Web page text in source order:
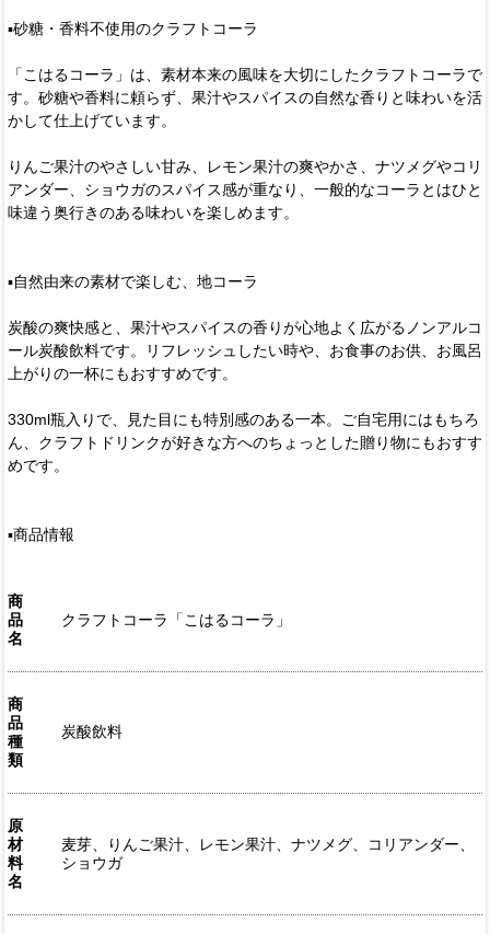
▪️砂糖・香料不使用のクラフトコーラ
「こはるコーラ」は、素材本来の風味を大切にしたクラフトコーラで
す。砂糖や香料に頼らず、果汁やスパイスの自然な香りと味わいを活
かして仕上げています。
りんご果汁のやさしい甘み、レモン果汁の爽やかさ、ナツメグやコリ
アンダー、ショウガのスパイス感が重なり、一般的なコーラとはひと
味違う奥行きのある味わいを楽しめます。
▪️自然由来の素材で楽しむ、地コーラ
炭酸の爽快感と、果汁やスパイスの香りが心地よく広がるノンアルコ
ール炭酸飲料です。リフレッシュしたい時や、お食事のお供、お風呂
上がりの一杯にもおすすめです。
330ml瓶入りで、見た目にも特別感のある一本。ご自宅用にはもちろ
ん、クラフトドリンクが好きな方へのちょっとした贈り物にもおすす
めです。
▪️商品情報
商
品
名
クラフトコーラ「こはるコーラ」
商
品
種
類
炭酸飲料
原
材
料
名
麦芽、りんご果汁、レモン果汁、ナツメグ、コリアンダー、
ショウガ